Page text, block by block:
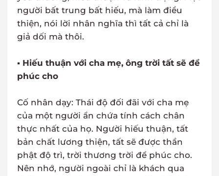
người bất trung bất hiếu, mà làm điều
thiện, nói lời nhân nghĩa thì tất cả chỉ là
giả dối mà thôi.
▪ Hiếu thuận với cha mẹ, ông trời tất sẽ để
phúc cho
Cố nhân dạy: Thái độ đối đãi với cha mẹ
của một người ẩn chứa tính cách chân
thực nhất của họ. Người hiếu thuận, tất
bản chất lương thiện, tất sẽ được thần
phật độ trì, trời thương trời để phúc cho.
Nên nhớ, người ngoài chỉ là khách qua